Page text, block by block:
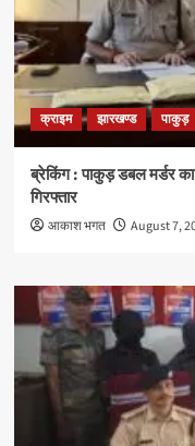
क्राइम झारखण्ड पाकुड़
ब्रेकिंग : पाकुड़ डबल मर्डर
गिरफ्तार
आकाश भगत August 7,